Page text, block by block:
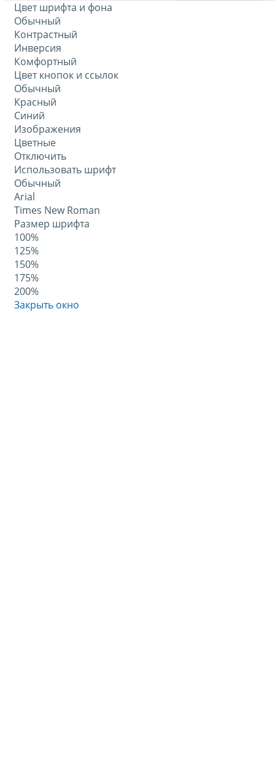
Цвет шрифта и фона
Обычный
Контрастный
Инверсия
Комфортный
Цвет кнопок и ссылок
Обычный
Красный
Синий
Изображения
Цветные
Отключить
Использовать шрифт
Обычный
Arial
Times New Roman
Размер шрифта
100%
125%
150%
175%
200%
Закрыть окно